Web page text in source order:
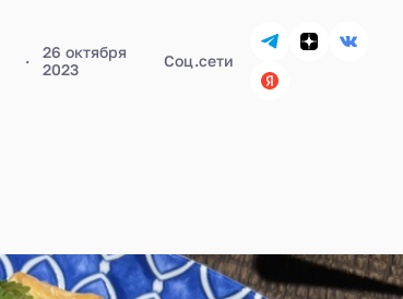
26 октября
2023
Соц.сети